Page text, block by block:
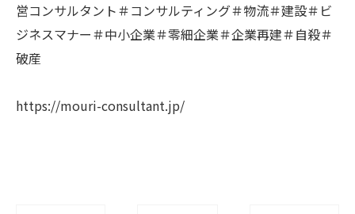
営コンサルタント＃コンサルティング＃物流＃建設＃ビ
ジネスマナー＃中小企業＃零細企業＃企業再建＃自殺＃
破産
https://mouri-consultant.jp/